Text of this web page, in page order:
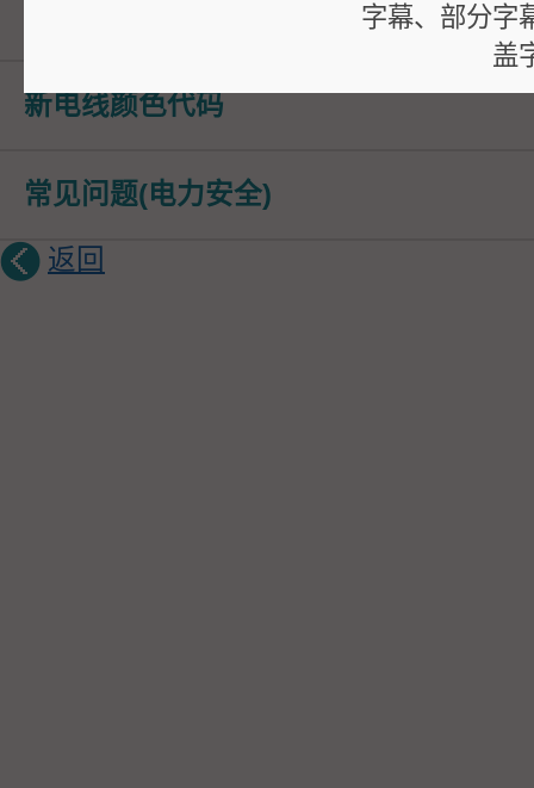
新电线颜色代码
常见问题(电力安全)
返回
字幕、部分字
盖